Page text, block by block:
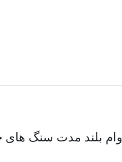
بلند مدت سنگ